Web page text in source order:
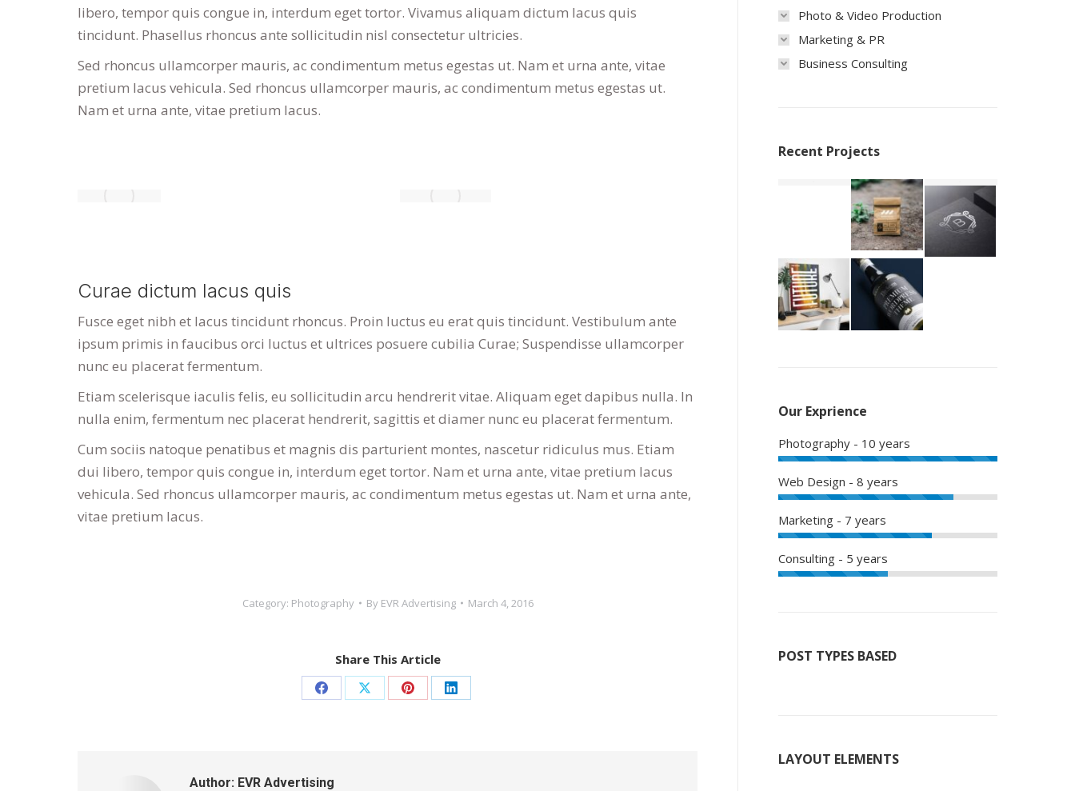
libero, tempor quis congue in, interdum eget tortor. Vivamus aliquam dictum lacus quis
tincidunt. Phasellus rhoncus ante sollicitudin nisl consectetur ultricies.
Sed rhoncus ullamcorper mauris, ac condimentum metus egestas ut. Nam et urna ante, vitae
pretium lacus vehicula. Sed rhoncus ullamcorper mauris, ac condimentum metus egestas ut.
Nam et urna ante, vitae pretium lacus.
Curae dictum lacus quis
Fusce eget nibh et lacus tincidunt rhoncus. Proin luctus eu erat quis tincidunt. Vestibulum ante
ipsum primis in faucibus orci luctus et ultrices posuere cubilia Curae; Suspendisse ullamcorper
nunc eu placerat fermentum.
Etiam scelerisque iaculis felis, eu sollicitudin arcu hendrerit vitae. Aliquam eget dapibus nulla. In
nulla enim, fermentum nec placerat hendrerit, sagittis et diamer nunc eu placerat fermentum.
Cum sociis natoque penatibus et magnis dis parturient montes, nascetur ridiculus mus. Etiam
dui libero, tempor quis congue in, interdum eget tortor. Nam et urna ante, vitae pretium lacus
vehicula. Sed rhoncus ullamcorper mauris, ac condimentum metus egestas ut. Nam et urna ante,
vitae pretium lacus.
Category: Photography By EVR Advertising March 4, 2016
Share This Article
Share Share Share Share
Author: EVR Advertising
Photo & Video Production
Marketing & PR
Business Consulting
Recent Projects
Our Exprience
Photography - 10 years
Web Design - 8 years
Marketing - 7 years
Consulting - 5 years
POST TYPES BASED
LAYOUT ELEMENTS